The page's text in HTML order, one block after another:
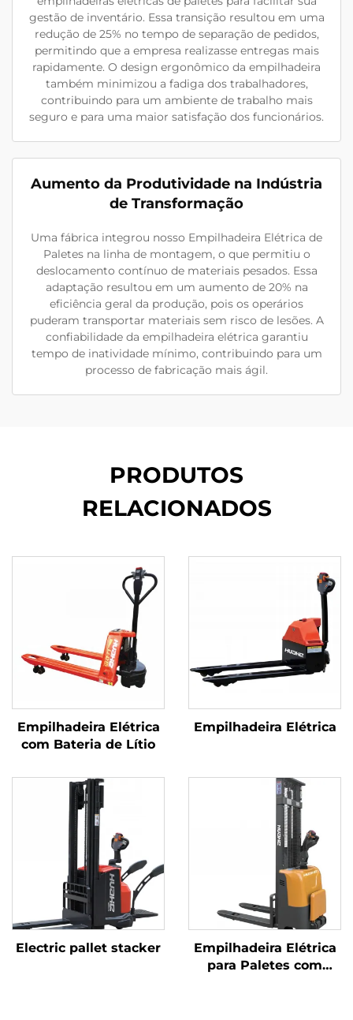
gestão de inventário. Essa transição resultou em uma
redução de 25% no tempo de separação de pedidos,
permitindo que a empresa realizasse entregas mais
rapidamente. O design ergonômico da empilhadeira
também minimizou a fadiga dos trabalhadores,
contribuindo para um ambiente de trabalho mais
seguro e para uma maior satisfação dos funcionários.
Aumento da Produtividade na Indústria
de Transformação
Uma fábrica integrou nosso Empilhadeira Elétrica de
Paletes na linha de montagem, o que permitiu o
deslocamento contínuo de materiais pesados. Essa
adaptação resultou em um aumento de 20% na
eficiência geral da produção, pois os operários
puderam transportar materiais sem risco de lesões. A
confiabilidade da empilhadeira elétrica garantiu
tempo de inatividade mínimo, contribuindo para um
processo de fabricação mais ágil.
PRODUTOS
RELACIONADOS
Empilhadeira Elétrica
com Bateria de Lítio
Empilhadeira Elétrica
Electric pallet stacker
Empilhadeira Elétrica
para Paletes com